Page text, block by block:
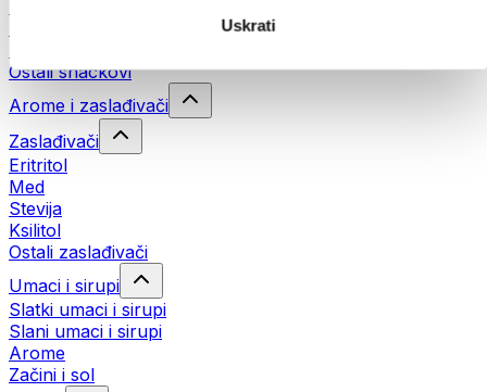
Uskrati
Energetske i zobene pločice
Ostali snackovi
Arome i zaslađivači
Zaslađivači
Eritritol
Med
Stevija
Ksilitol
Ostali zaslađivači
Umaci i sirupi
Slatki umaci i sirupi
Slani umaci i sirupi
Arome
Začini i sol